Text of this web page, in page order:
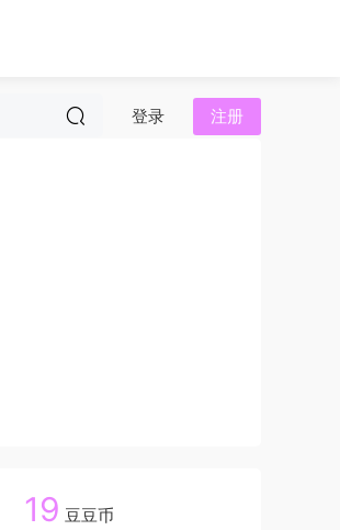
登录 注册
19 豆豆币